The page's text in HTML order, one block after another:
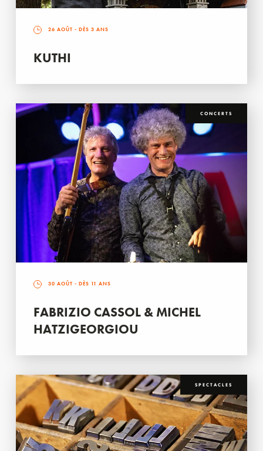
26 AOÛT - DÈS 3 ANS
KUTHI
CONCERTS
30 AOÛT - DÈS 11 ANS
FABRIZIO CASSOL & MICHEL
HATZIGEORGIOU
SPECTACLES